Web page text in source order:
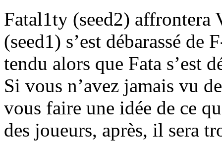
Fatal1ty (seed2) affrontera
(seed1) s’est débarassé de
tendu alors que Fata s’est
Si vous n’avez jamais vu
vous faire une idée de ce
des joueurs, après, il sera